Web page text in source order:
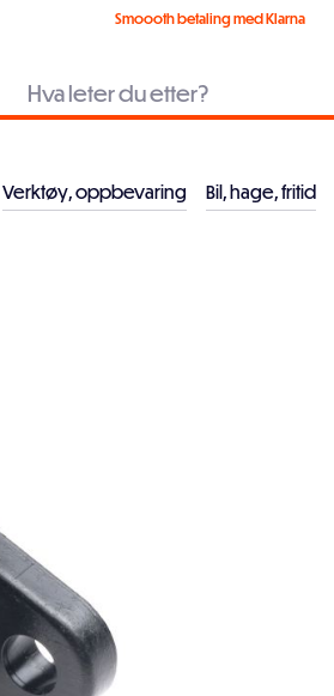
Smoooth betaling med Klarna
Verktøy, oppbevaring Bil, hage, fritid